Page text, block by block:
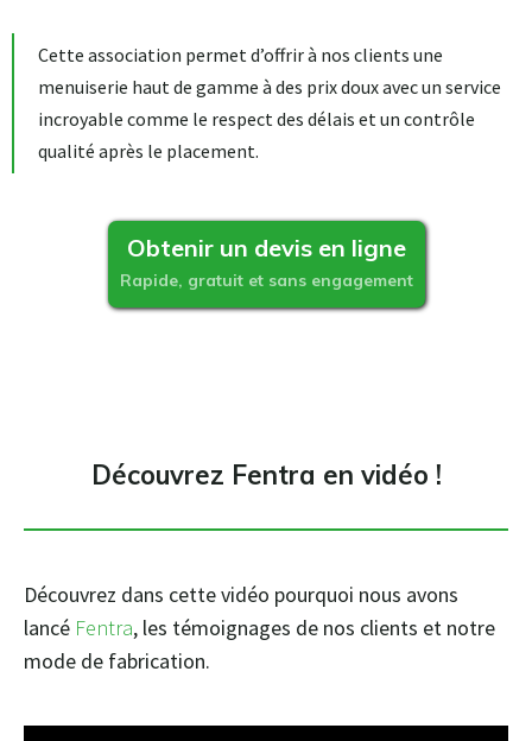
Cette association permet d’offrir à nos clients une
menuiserie haut de gamme à des prix doux avec un service
incroyable comme le respect des délais et un contrôle
qualité après le placement.
Obtenir un devis en ligne
Rapide, gratuit et sans engagement
Découvrez Fentra en vidéo !
Découvrez dans cette vidéo pourquoi nous avons
lancé Fentra, les témoignages de nos clients et notre
mode de fabrication.